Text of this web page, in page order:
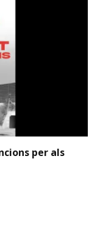
per als